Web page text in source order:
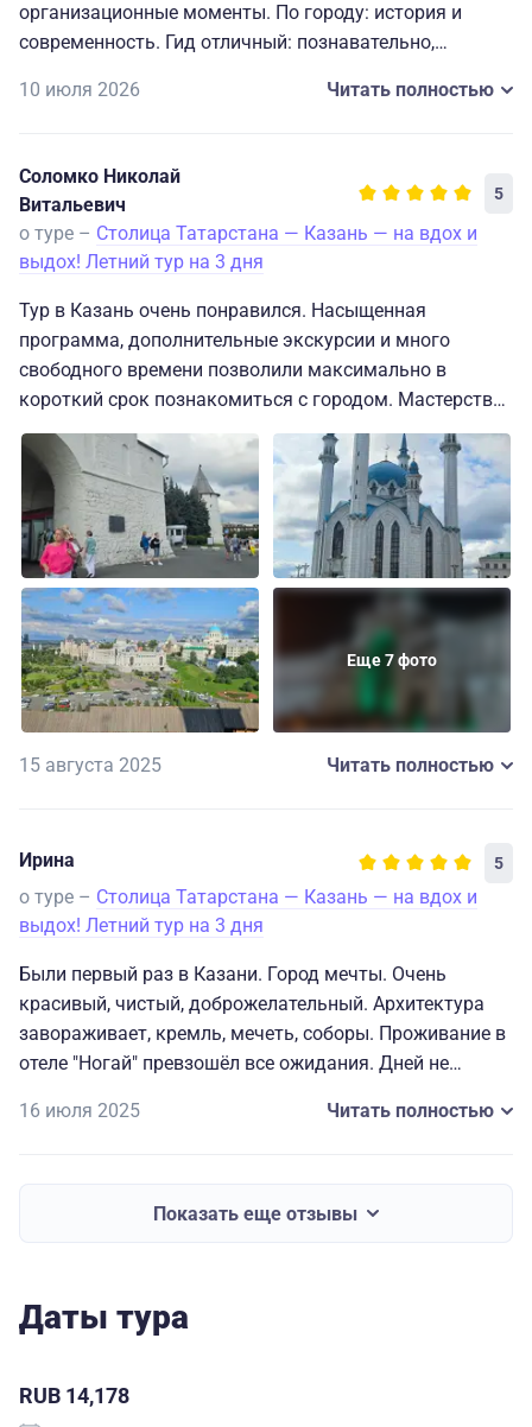
организационные моменты. По городу: история и
современность. Гид отличный: познавательно,
профессионально, вкусно!
10 июля 2026 Читать полностью
Соломко Николай
Витальевич
5
о туре – Столица Татарстана — Казань — на вдох и
выдох! Летний тур на 3 дня
Тур в Казань очень понравился. Насыщенная
программа, дополнительные экскурсии и много
свободного времени позволили максимально в
короткий срок познакомиться с городом. Мастерство
гидов позволило окунуться в историю столицы и
городские легенды. Информация от руководителей
поездок не была перегружена ненужными фактами,
походы проводились действительно по важным
местам.
Еще 7 фото
15 августа 2025 Читать полностью
Ирина 5
о туре – Столица Татарстана — Казань — на вдох и
выдох! Летний тур на 3 дня
Были первый раз в Казани. Город мечты. Очень
красивый, чистый, доброжелательный. Архитектура
завораживает, кремль, мечеть, соборы. Проживание в
отеле "Ногай" превзошёл все ожидания. Дней не
театры. Вернёмся ещё не раз, чтобы насладиться
16 июля 2025 Читать полностью
Показать еще отзывы
Даты тура
RUB 14,178